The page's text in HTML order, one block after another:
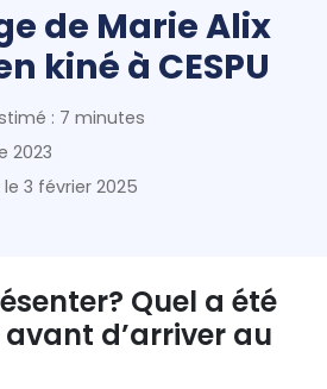
de Marie Alix
kiné à CESPU
: 7 minutes
2023
3 février 2025
Quel a été
d’arriver au